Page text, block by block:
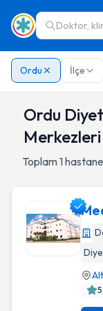
Doktor,
Ordu İlçe
Ordu
Merkezleri
Toplam1